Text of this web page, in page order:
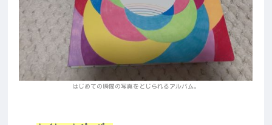
はじめての瞬間の写真をとじられるアルバム。